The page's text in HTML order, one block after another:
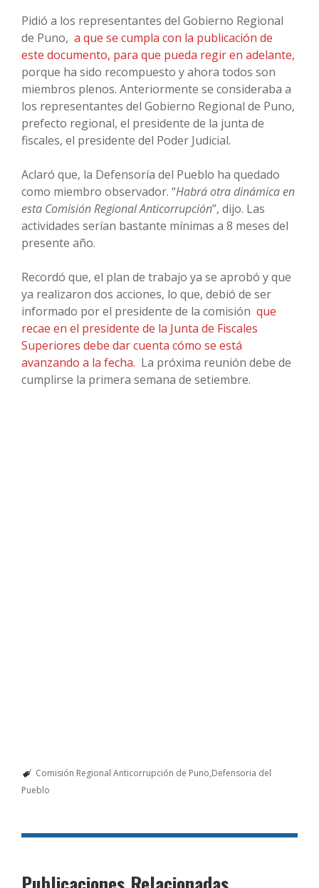
Pidió a los representantes del Gobierno Regional
de Puno, a que se cumpla con la publicación de
este documento, para que pueda regir en adelante,
porque ha sido recompuesto y ahora todos son
miembros plenos. Anteriormente se consideraba a
los representantes del Gobierno Regional de Puno,
prefecto regional, el presidente de la junta de
fiscales, el presidente del Poder Judicial.
Aclaró que, la Defensoría del Pueblo ha quedado
como miembro observador. “Habrá otra dinámica en
esta Comisión Regional Anticorrupción”, dijo. Las
actividades serían bastante mínimas a 8 meses del
presente año.
Recordó que, el plan de trabajo ya se aprobó y que
ya realizaron dos acciones, lo que, debió de ser
informado por el presidente de la comisión que
recae en el presidente de la Junta de Fiscales
Superiores debe dar cuenta cómo se está
avanzando a la fecha. La próxima reunión debe de
cumplirse la primera semana de setiembre.
Comisión Regional Anticorrupción de Puno Defensoria del
Pueblo